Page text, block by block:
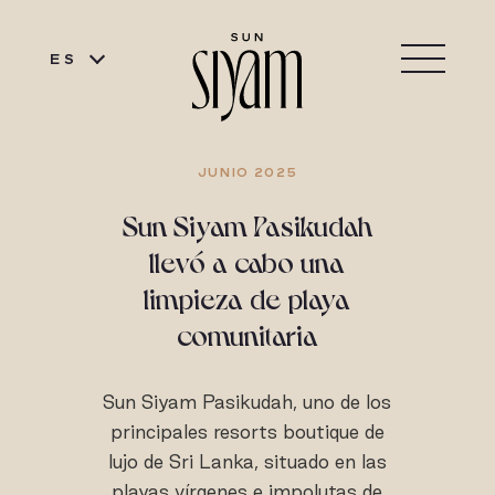
ES
JUNIO 2025
Sun Siyam Pasikudah
llevó a cabo una
limpieza de playa
comunitaria
Sun Siyam Pasikudah, uno de los
principales resorts boutique de
lujo de Sri Lanka, situado en las